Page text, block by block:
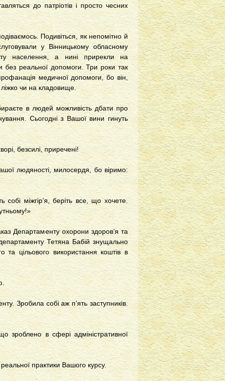
до патріотів і просто чесних
Подивіться, як непомітно й
у Вінницькому обласному
населення, а нині прирекли на
без реальної допомоги. Три роки так
медичної допомоги, бо він,
чи на кладовище.
в людей можливість дбати про
Сьогодні з Вашої вини гинуть
безсилі, приречені!
людяності, милосердя, бо віримо:
собі міжгір’я, беріть все, що хочете.
Департаменту охорони здоров’я та
Тетяна Бабій знущально
та цільового використання коштів в
Зробила собі аж п’ять заступників.
зроблено в сфері адміністративної
практики Вашого курсу.